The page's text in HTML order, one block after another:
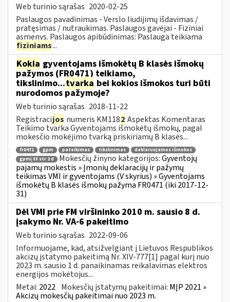
Web turinio sąrašas 2020-02-25
Paslaugos pavadinimas - Verslo liudijimų išdavimas /
pratęsimas / nutraukimas. Paslaugos gavėjai - Fiziniai
asmenys. Paslaugos apibūdinimas: Paslauga teikiama
fiziniams...
Kokia gyventojams išmokėtų B klasės išmokų
pažymos (FR0471) teikiamo,
tikslinimo...tvarka bei kokios išmokos turi būti
nurodomos pažymoje?
Web turinio sąrašas 2018-11-22
Registracijos numeris KM1182 Aspektas Komentaras
Teikimo tvarka Gyventojams išmokėtų išmokų, pagal
mokesčio mokėjimo tvarką priskiriamų B klasės...
fr0471 gpm pateikimas tikslinimas
deklaruojamos išmokos
gpmį 33 str 2 d
Mokesčių žinyno kategorijos:Gyventojų
pajamų mokestis » Įmonių deklaracijų ir pažymų
teikimas VMI ir gyventojams (V skyrius) » Gyventojams
išmokėtų B klasės išmokų pažyma FR0471 (iki 2017-12-
31)
Dėl VMI prie FM viršininko 2010 m. sausio 8 d.
įsakymo Nr. VA-6 pakeitimo
Web turinio sąrašas 2022-09-06
Informuojame, kad, atsižvelgiant į Lietuvos Respublikos
akcizų įstatymo pakeitimą Nr. XIV-777[1] pagal kurį nuo
2023 m. sausio 1 d. panaikinamas reikalavimas elektros
energijos mokėtojus...
Metai: 2022 Mokesčių įstatymų pakeitimai: MĮP 2021 »
Akcizų mokesčių pakeitimai nuo 2023 m.